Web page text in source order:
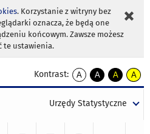
. Korzystanie z witryny bez
oznacza, że będą one
końcowym. Zawsze możesz
te ustawienia.
Kontrast:
A
kontrast
A
kontrast
tekst
czarnym
A
kontrast
tekst
czarnym
A
tekst
żółtym
Urzędy Statystyczne